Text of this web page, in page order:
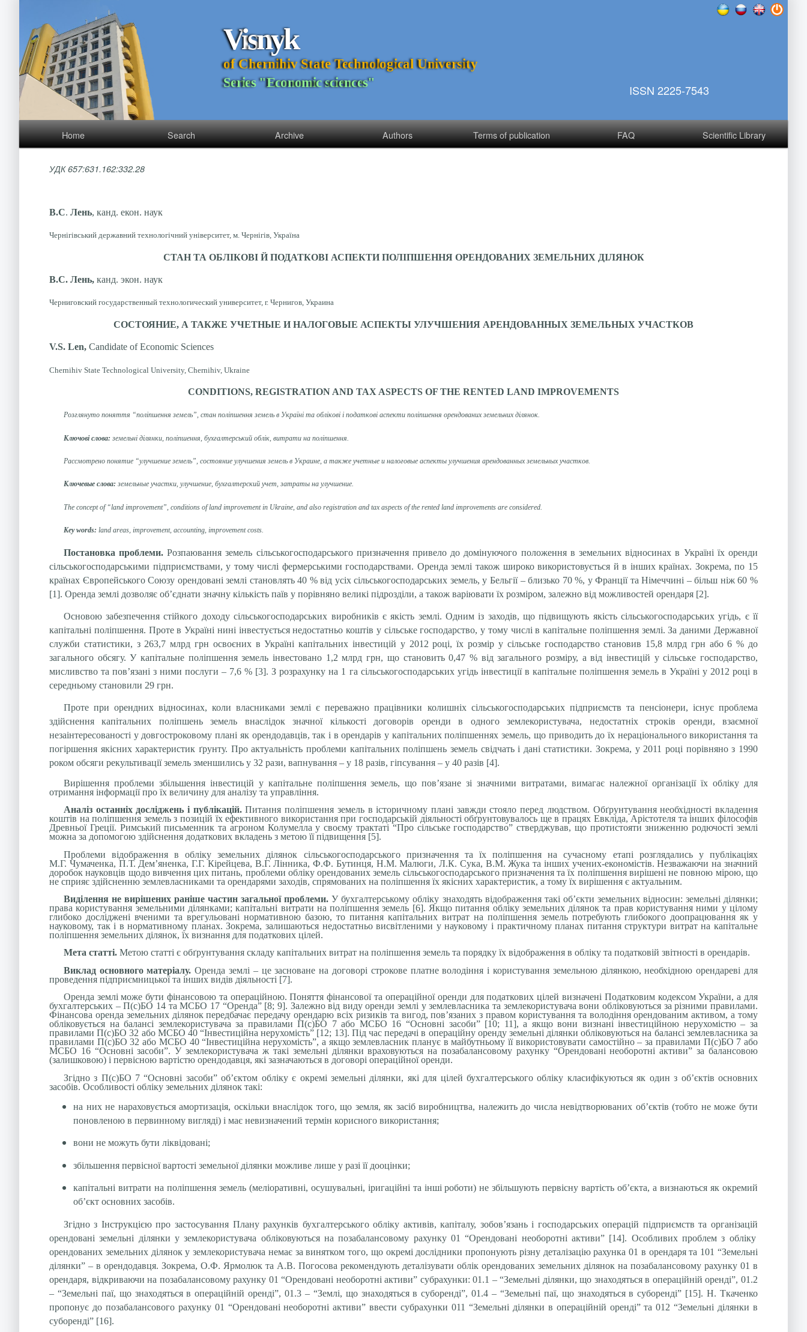
Visnyk
of Chernihiv State Technological University
Series "Economic sciences" ISSN 2225-7543
Home Search Archive Authors Terms of publication FAQ Scientific Library
УДК657:631.162:332.28
В.С. Лень, канд. екон. наук
Чернігівський державний технологічний університет, м. Чернігів, Україна
СТАН ТА ОБЛІКОВІ Й ПОДАТКОВІ АСПЕКТИ ПОЛІПШЕННЯ ОРЕНДОВАНИХ ЗЕМЕЛЬНИХ ДІЛЯНОК
В.С. Лень, канд. экон. наук
Черниговский государственный технологический университет, г. Чернигов, Украина
СОСТОЯНИЕ, А ТАКЖЕ УЧЕТНЫЕ И НАЛОГОВЫЕ АСПЕКТЫ УЛУЧШЕНИЯ АРЕНДОВАННЫХ ЗЕМЕЛЬНЫХ УЧАСТКОВ
V.S. Len, Candidate of Economic Sciences
Chernihiv State Technological University, Chernihiv, Ukraine
CONDITIONS, REGISTRATION AND TAX ASPECTS OF THE RENTED LAND IMPROVEMENTS
Розглянуто поняття “поліпшення земель”, стан поліпшення земель в Україні та облікові і податкові аспекти поліпшення орендованих земельних ділянок.
Ключові слова: земельні ділянки, поліпшення, бухгалтерський облік, витрати на поліпшення.
Рассмотрено понятие “улучшение земель”, состояние улучшения земель в Украине, а также учетные и налоговые аспекты улучшения арендованных земельных участков.
Ключевые слова: земельные участки, улучшение, бухгалтерский учет, затраты на улучшение.
The concept of “land improvement”, conditions of land improvement in Ukraine, and also registration and tax aspects of the rented land improvements are considered.
Key words: land areas, improvement, accounting, improvement costs.
Постановка проблеми.Розпаювання земель сільськогосподарського призначення привело до домінуючого положення в земельних відносинах в Україні їх оренди
сільськогосподарськими підприємствами, у тому числі фермерськими господарствами. Оренда землі також широко використовується й в інших країнах. Зокрема, по 15
країнах Європейського Союзу орендовані землі становлять 40 % від усіх сільськогосподарських земель, у Бельгії – близько 70 %, у Франції та Німеччині – більш ніж 60 %
[1]. Оренда землі дозволяє об’єднати значну кількість паїв у порівняно великі підрозділи, а також варіювати їх розміром, залежно від можливостей орендаря [2].
Основою забезпечення стійкого доходу сільськогосподарських виробників є якість землі. Одним із заходів, що підвищують якість сільськогосподарських угідь, є її
капітальні поліпшення. Проте в Україні нині інвестується недостатньо коштів у сільське господарство, у тому числі в капітальне поліпшення землі. За даними Державної
служби статистики, з 263,7 млрд грн освоєних в Україні капітальних інвестицій у 2012 році, їх розмір у сільське господарство становив 15,8 млрд грн або 6 % до
загального обсягу. У капітальне поліпшення земель інвестовано 1,2 млрд грн, що становить 0,47 % від загального розміру, а від інвестицій у сільське господарство,
мисливство та пов’язані з ними послуги – 7,6 % [3]. З розрахунку на 1 га сільськогосподарських угідь інвестиції в капітальне поліпшення земель в Україні у 2012 році в
середньому становили 29 грн.
Проте при орендних відносинах, коли власниками землі є переважно працівники колишніх сільськогосподарських підприємств та пенсіонери, існує проблема
здійснення капітальних поліпшень земель внаслідок значної кількості договорів оренди в одного землекористувача, недостатніх строків оренди, взаємної
незаінтересованості у довгостроковому плані як орендодавців, так і в орендарів у капітальних поліпшеннях земель, що приводить до їх нераціонального використання та
погіршення якісних характеристик ґрунту. Про актуальність проблеми капітальних поліпшень земель свідчать і дані статистики. Зокрема, у 2011 році порівняно з 1990
роком обсяги рекультивації земель зменшились у 32 рази, вапнування – у 18 разів, гіпсування – у 40 разів [4].
Вирішення проблеми збільшення інвестицій у капітальне поліпшення земель, що пов’язане зі значними витратами, вимагає належної організації їх обліку для
отримання інформації про їх величину для аналізу та управління.
Аналіз останніх досліджень і публікацій.Питання поліпшення земель в історичному плані завжди стояло перед людством. Обґрунтування необхідності вкладення
коштів на поліпшення земель з позицій їх ефективного використання при господарській діяльності обґрунтовувалось ще в працях Евкліда, Арістотеля та інших філософів
Древньої Греції. Римський письменник та агроном Колумелла у своєму трактаті “Про сільське господарство” стверджував, що протистояти зниженню родючості землі
можна за допомогою здійснення додаткових вкладень з метою її підвищення [5].
Проблеми відображення в обліку земельних ділянок сільськогосподарського призначення та їх поліпшення на сучасному етапі розглядались у публікаціях
М.Г. Чумаченка, П.Т. Дем’яненка, Г.Г. Кірейцева, В.Г. Лінника, Ф.Ф. Бутинця, Н.М. Малюги, Л.К. Сука, В.М. Жука та інших учених-економістів. Незважаючи на значний
доробок науковців щодо вивчення цих питань, проблеми обліку орендованих земель сільськогосподарського призначення та їх поліпшення вирішені не повною мірою, що
не сприяє здійсненню землевласниками та орендарями заходів, спрямованих на поліпшення їх якісних характеристик, а тому їх вирішення є актуальним.
Виділення не вирішених раніше частин загальної проблеми.У бухгалтерському обліку знаходять відображення такі об’єкти земельних відносин: земельні ділянки;
права користування земельними ділянками; капітальні витрати на поліпшення земель [6]. Якщо питання обліку земельних ділянок та прав користування ними у цілому
глибоко досліджені вченими та врегульовані нормативною базою, то питання капітальних витрат на поліпшення земель потребують глибокого доопрацювання як у
науковому, так і в нормативному планах. Зокрема, залишаються недостатньо висвітленими у науковому і практичному планах питання структури витрат на капітальне
поліпшення земельних ділянок, їх визнання для податкових цілей.
Мета статті. Метою статті є обґрунтування складу капітальних витрат на поліпшення земель та порядку їх відображення в обліку та податковій звітності в орендарів.
Виклад основного матеріалу. Оренда землі – це засноване на договорі строкове платне володіння і користування земельною ділянкою, необхідною орендареві для
проведення підприємницької та інших видів діяльності [7].
Оренда землі може бути фінансовою та операційною. Поняття фінансової та операційної оренди для податкових цілей визначені Податковим кодексом України, а для
бухгалтерських – П(с)БО 14 та МСБО 17 “Оренда” [8; 9]. Залежно від виду оренди землі у землевласника та землекористувача вони обліковуються за різними правилами.
Фінансова оренда земельних ділянок передбачає передачу орендарю всіх ризиків та вигод, пов’язаних з правом користування та володіння орендованим активом, а тому
обліковується на балансі землекористувача за правилами П(с)БО 7 або МСБО 16 “Основні засоби” [10; 11], а якщо вони визнані інвестиційною нерухомістю – за
правилами П(с)БО 32 або МСБО 40 “Інвестиційна нерухомість” [12; 13]. Під час передачі в операційну оренду земельні ділянки обліковуються на балансі землевласника за
правилами П(с)БО 32 або МСБО 40 “Інвестиційна нерухомість”, а якщо землевласник планує в майбутньому її використовувати самостійно – за правилами П(с)БО 7 або
МСБО 16 “Основні засоби”. У землекористувача ж такі земельні ділянки враховуються на позабалансовому рахунку “Орендовані необоротні активи” за балансовою
(залишковою) і первісною вартістю орендодавця, які зазначаються в договорі операційної оренди.
Згідно з П(с)БО 7 “Основні засоби” об’єктом обліку є окремі земельні ділянки, які для цілей бухгалтерського обліку класифікуються як один з об’єктів основних
засобів. Особливості обліку земельних ділянок такі:
на них не нараховується амортизація, оскільки внаслідок того, що земля, як засіб виробництва, належить до числа невідтворюваних об’єктів (тобто не може бути
поновленою в первинному вигляді) і має невизначений термін корисного використання;
вони не можуть бути ліквідовані;
збільшення первісної вартості земельної ділянки можливе лише у разі її дооцінки;
капітальні витрати на поліпшення земель (меліоративні, осушувальні, іригаційні та інші роботи) не збільшують первісну вартість об’єкта, а визнаються як окремий
об’єкт основних засобів.
Згідно з Інструкцією про застосування Плану рахунків бухгалтерського обліку активів, капіталу, зобов’язань і господарських операцій підприємств та організацій
орендовані земельні ділянки у землекористувача обліковуються на позабалансовому рахунку 01 “Орендовані необоротні активи” [14]. Особливих проблем з обліку
орендованих земельних ділянок у землекористувача немає за винятком того, що окремі дослідники пропонують різну деталізацію рахунка 01 в орендаря та 101 “Земельні
ділянки” – в орендодавця. Зокрема, О.Ф. Ярмолюк та А.В. Погосова рекомендують деталізувати облік орендованих земельних ділянок на позабалансовому рахунку 01 в
орендаря, відкриваючи на позабалансовому рахунку 01 “Орендовані необоротні активи” субрахунки: 01.1 – “Земельні ділянки, що знаходяться в операційній оренді”, 01.2
– “Земельні паї, що знаходяться в операційній оренді”, 01.3 – “Землі, що знаходяться в суборенді”, 01.4 – “Земельні паї, що знаходяться в суборенді” [15]. Н. Ткаченко
пропонує до позабалансового рахунку 01 “Орендовані необоротні активи” ввести субрахунки 011 “Земельні ділянки в операційній оренді” та 012 “Земельні ділянки в
суборенді” [16].